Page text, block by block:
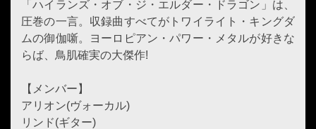
「ハイランズ・オブ・ジ・エルダー・ドラゴン」は、
圧巻の一言。収録曲すべてがトワイライト・キングダ
ムの御伽噺。ヨーロピアン・パワー・メタルが好きな
らば、鳥肌確実の大傑作!
【メンバー】
アリオン(ヴォーカル)
リンド(ギター)